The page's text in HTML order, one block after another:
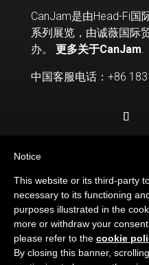
CanJam是由Head-Fi国
系列展览，由诚薇国际
办。 更多关于CanJam
中国客服电话：+86
© 2026HEAD-FI.ORG
Notice
This website or its third-party
necessary to its functioning
purposes illustrated in the
more or withdraw your
please refer to the cookie
By closing this banner,